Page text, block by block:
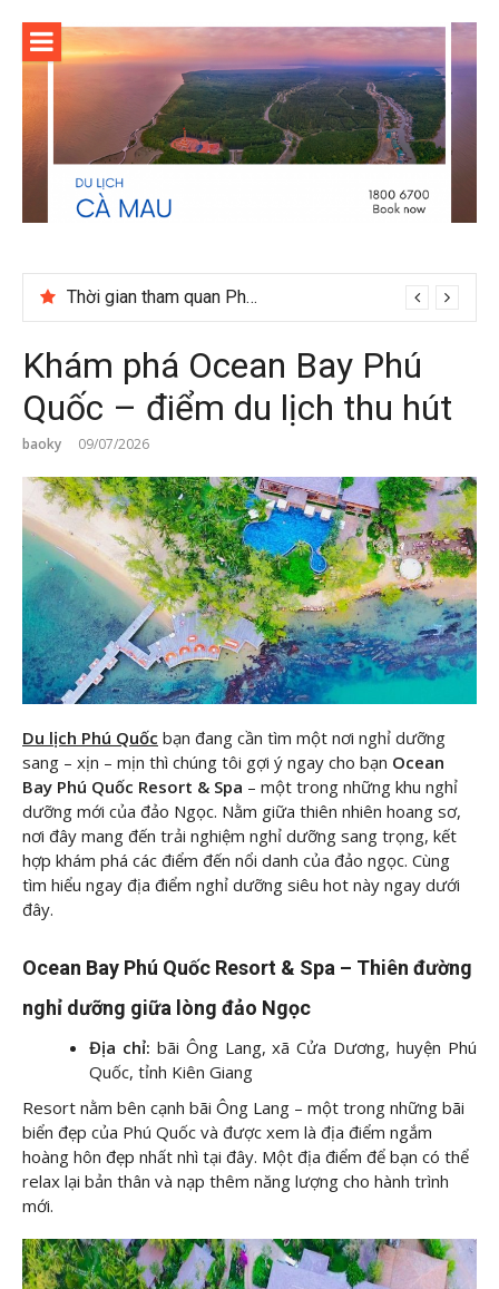
content
Cuối năm có nên đi du lịch Phú Quốc không?
Khám phá Ocean Bay Phú
Quốc – điểm du lịch thu hút
baoky 09/07/2026
Du lịch Phú Quốc bạn đang cần tìm một nơi nghỉ dưỡng
sang – xịn – mịn thì chúng tôi gợi ý ngay cho bạn Ocean
Bay Phú Quốc Resort & Spa – một trong những khu nghỉ
dưỡng mới của đảo Ngọc. Nằm giữa thiên nhiên hoang sơ,
nơi đây mang đến trải nghiệm nghỉ dưỡng sang trọng, kết
hợp khám phá các điểm đến nổi danh của đảo ngọc. Cùng
tìm hiểu ngay địa điểm nghỉ dưỡng siêu hot này ngay dưới
đây.
Ocean Bay Phú Quốc Resort & Spa – Thiên đường
nghỉ dưỡng giữa lòng đảo Ngọc
Địa chỉ: bãi Ông Lang, xã Cửa Dương, huyện Phú
Quốc, tỉnh Kiên Giang
Resort nằm bên cạnh bãi Ông Lang – một trong những bãi
biển đẹp của Phú Quốc và được xem là địa điểm ngắm
hoàng hôn đẹp nhất nhì tại đây. Một địa điểm để bạn có thể
relax lại bản thân và nạp thêm năng lượng cho hành trình
mới.